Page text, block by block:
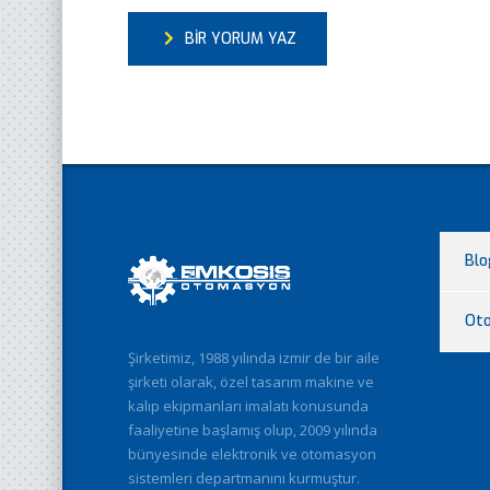
BIR YORUM YAZ
Şirketimiz, 1988 yılında izmir de bir aile
şirketi olarak, özel tasarım makine ve
kalıp ekipmanları imalatı konusunda
faaliyetine başlamış olup, 2009 yılında
bünyesinde elektronik ve otomasyon
sistemleri departmanını kurmuştur.